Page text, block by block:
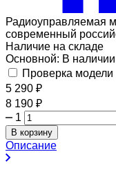
Радиоуправляемая
современный
Наличие на складе
Основной: В наличии
Проверка модели
5 290 ₽
8 190 ₽
1
В корзину
Описание